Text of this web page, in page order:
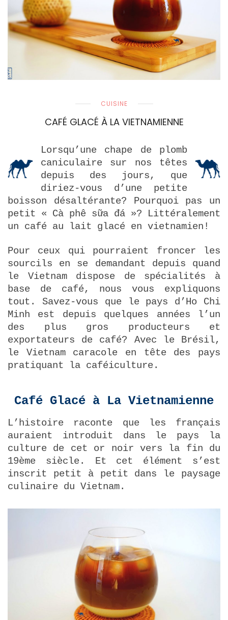
CUISINE
CAFÉ GLACÉ À LA VIETNAMIENNE
Lorsqu’une chape de plomb
caniculaire sur nos têtes
depuis des jours, que
diriez-vous d’une petite
boisson désaltérante? Pourquoi pas un
petit « Cà phê sữa đá »? Littéralement
un café au lait glacé en vietnamien!
Pour ceux qui pourraient froncer les
sourcils en se demandant depuis quand
le Vietnam dispose de spécialités à
base de café, nous vous expliquons
tout. Savez-vous que le pays d’Ho Chi
Minh est depuis quelques années l’un
des plus gros producteurs et
exportateurs de café? Avec le Brésil,
le Vietnam caracole en tête des pays
pratiquant la caféiculture.
Café Glacé à La Vietnamienne
L’histoire raconte que les français
auraient introduit dans le pays la
culture de cet or noir vers la fin du
19ème siècle. Et cet élément s’est
inscrit petit à petit dans le paysage
culinaire du Vietnam.